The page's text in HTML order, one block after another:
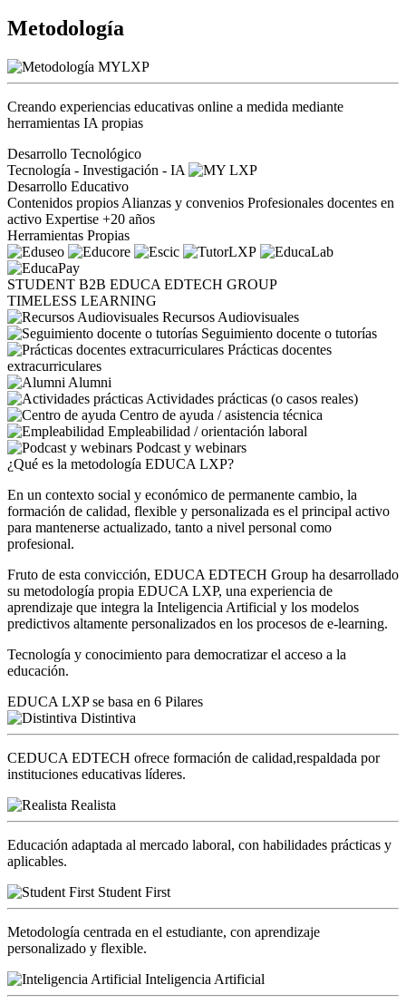
Metodología
Creando experiencias educativas online a medida mediante
herramientas IA propias
Desarrollo Tecnológico
Tecnología - Investigación - IA
Desarrollo Educativo
Contenidos propios Alianzas y convenios Profesionales docentes en
activo Expertise +20 años
Herramientas Propias
STUDENT B2B EDUCA EDTECH GROUP
TIMELESS LEARNING
Recursos Audiovisuales
Seguimiento docente o tutorías
Prácticas docentes
extracurriculares
Alumni
Actividades prácticas (o casos reales)
Centro de ayuda / asistencia técnica
Empleabilidad / orientación laboral
Podcast y webinars
¿Qué es la metodología EDUCA LXP?
En un contexto social y económico de permanente cambio, la
formación de calidad, flexible y personalizada es el principal activo
para mantenerse actualizado, tanto a nivel personal como
profesional.
Fruto de esta convicción, EDUCA EDTECH Group ha desarrollado
su metodología propia EDUCA LXP, una experiencia de
aprendizaje que integra la Inteligencia Artificial y los modelos
predictivos altamente personalizados en los procesos de e-learning.
Tecnología y conocimiento para democratizar el acceso a la
educación.
EDUCA LXP se basa en 6 Pilares
Distintiva
CEDUCA EDTECH ofrece formación de calidad,respaldada por
instituciones educativas líderes.
Realista
Educación adaptada al mercado laboral, con habilidades prácticas y
aplicables.
Student First
Metodología centrada en el estudiante, con aprendizaje
personalizado y flexible.
Inteligencia Artificial